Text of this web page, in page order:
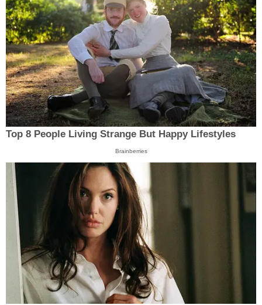
Top 8 People Living Strange But Happy Lifestyles
Brainberries